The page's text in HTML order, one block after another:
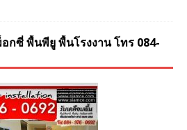
กซี่ พื้นพียู พื้นโรงงาน โทร 084-